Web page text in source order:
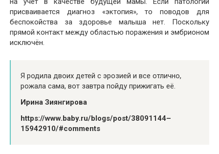
присваивается диагноз «эктопия», то поводов для
беспокойства за здоровье малыша нет. Поскольку
прямой контакт между областью поражения и эмбрионом
исключён.
Я родила двоих детей с эрозией и все отлично,
рожала сама, вот завтра пойду прижигать её.
Ирина Зиянгирова
https://www.baby.ru/blogs/post/38091144–
15942910/#comments